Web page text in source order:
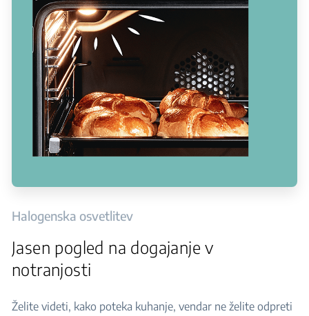
Halogenska osvetlitev
Jasen pogled na dogajanje v
notranjosti
Želite videti, kako poteka kuhanje, vendar ne želite odpreti